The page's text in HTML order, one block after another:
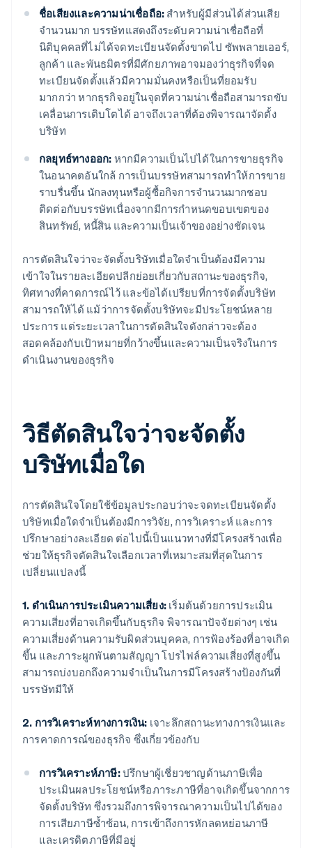
ชื่อเสียงและความน่าเชื่อถือ: สำหรับผู้มีส่วนได้ส่วนเสีย
จำนวนมาก บรรษัทแสดงถึงระดับความน่าเชื่อถือที่
นิติบุคคลที่ไม่ได้จดทะเบียนจัดตั้งขาดไป ซัพพลายเออร์,
ลูกค้า และพันธมิตรที่มีศักยภาพอาจมองว่าธุรกิจที่จด
ทะเบียนจัดตั้งแล้วมีความมั่นคงหรือเป็นที่ยอมรับ
มากกว่า หากธุรกิจอยู่ในจุดที่ความน่าเชื่อถือสามารถขับ
เคลื่อนการเติบโตได้ อาจถึงเวลาที่ต้องพิจารณาจัดตั้ง
บริษัท
กลยุทธ์ทางออก: หากมีความเป็นไปได้ในการขายธุรกิจ
ในอนาคตอันใกล้ การเป็นบรรษัทสามารถทำให้การขาย
ราบรื่นขึ้น นักลงทุนหรือผู้ซื้อกิจการจำนวนมากชอบ
ติดต่อกับบรรษัทเนื่องจากมีการกำหนดขอบเขตของ
สินทรัพย์, หนี้สิน และความเป็นเจ้าของอย่างชัดเจน
การตัดสินใจว่าจะจัดตั้งบริษัทเมื่อใดจำเป็นต้องมีความ
เข้าใจในรายละเอียดปลีกย่อยเกี่ยวกับสถานะของธุรกิจ,
ทิศทางที่คาดการณ์ไว้ และข้อได้เปรียบที่การจัดตั้งบริษัท
สามารถให้ได้ แม้ว่าการจัดตั้งบริษัทจะมีประโยชน์หลาย
ประการ แต่ระยะเวลาในการตัดสินใจดังกล่าวจะต้อง
สอดคล้องกับเป้าหมายที่กว้างขึ้นและความเป็นจริงในการ
ดำเนินงานของธุรกิจ
วิธีตัดสินใจว่าจะจัดตั้ง
บริษัทเมื่อใด
การตัดสินใจโดยใช้ข้อมูลประกอบว่าจะจดทะเบียนจัดตั้ง
บริษัทเมื่อใดจำเป็นต้องมีการวิจัย, การวิเคราะห์ และการ
ปรึกษาอย่างละเอียด ต่อไปนี้เป็นแนวทางที่มีโครงสร้างเพื่อ
ช่วยให้ธุรกิจตัดสินใจเลือกเวลาที่เหมาะสมที่สุดในการ
เปลี่ยนแปลงนี้
1. ดำเนินการประเมินความเสี่ยง: เริ่มต้นด้วยการประเมิน
ความเสี่ยงที่อาจเกิดขึ้นกับธุรกิจ พิจารณาปัจจัยต่างๆ เช่น
ความเสี่ยงด้านความรับผิดส่วนบุคคล, การฟ้องร้องที่อาจเกิด
ขึ้น และภาระผูกพันตามสัญญา โปรไฟล์ความเสี่ยงที่สูงขึ้น
สามารถบ่งบอกถึงความจำเป็นในการมีโครงสร้างป้องกันที่
บรรษัทมีให้
2. การวิเคราะห์ทางการเงิน: เจาะลึกสถานะทางการเงินและ
การคาดการณ์ของธุรกิจ ซึ่งเกี่ยวข้องกับ
การวิเคราะห์ภาษี:ปรึกษาผู้เชี่ยวชาญด้านภาษีเพื่อ
ประเมินผลประโยชน์หรือภาระภาษีที่อาจเกิดขึ้นจากการ
จัดตั้งบริษัท ซึ่งรวมถึงการพิจารณาความเป็นไปได้ของ
การเสียภาษีซ้ำซ้อน, การเข้าถึงการหักลดหย่อนภาษี
และเครดิตภาษีที่มีอยู่